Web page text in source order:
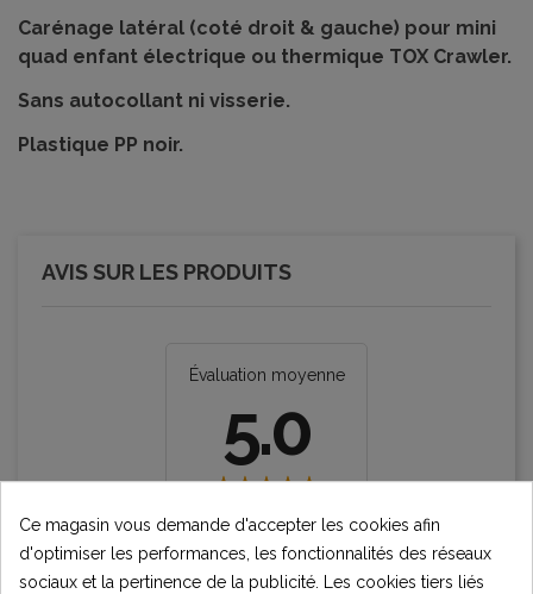
Carénage latéral (coté droit & gauche) pour mini
quad enfant électrique ou thermique TOX Crawler.
Sans autocollant ni visserie.
Plastique PP noir.
AVIS SUR LES PRODUITS
Évaluation moyenne
5.0
1 Évaluation
Ce magasin vous demande d'accepter les cookies afin
d'optimiser les performances, les fonctionnalités des réseaux
sociaux et la pertinence de la publicité. Les cookies tiers liés